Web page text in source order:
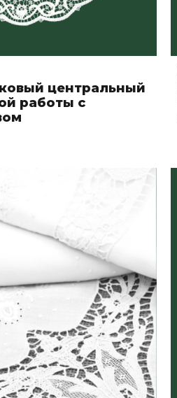
центральный
работы с